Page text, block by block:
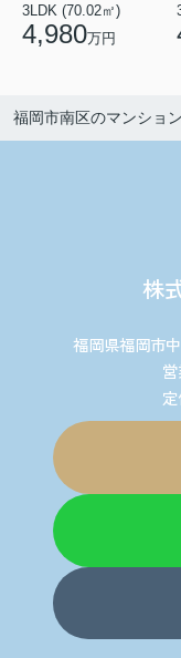
3LDK (70.02㎡)
4,980万円
福岡市南区のマンショ
株
福岡県福岡市